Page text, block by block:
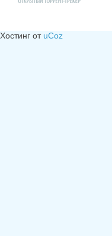
Хостинг от uCoz